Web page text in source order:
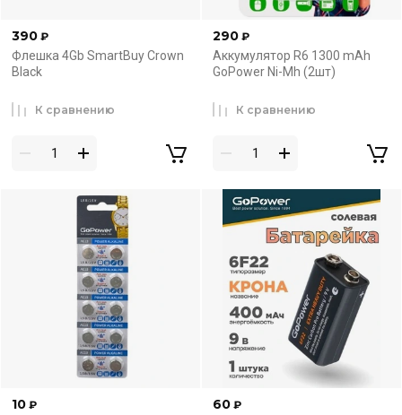
390 ₽
Флешка 4Gb SmartBuy Crown
Black
К сравнению
290 ₽
Аккумулятор R6 1300 mAh
GoPower Ni-Mh (2шт)
К сравнению
10 ₽ 60 ₽